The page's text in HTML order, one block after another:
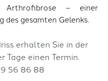
– einer
des gesamten Gelenks.
erhalten Sie in der
Tage einen Termin.
56 86 88